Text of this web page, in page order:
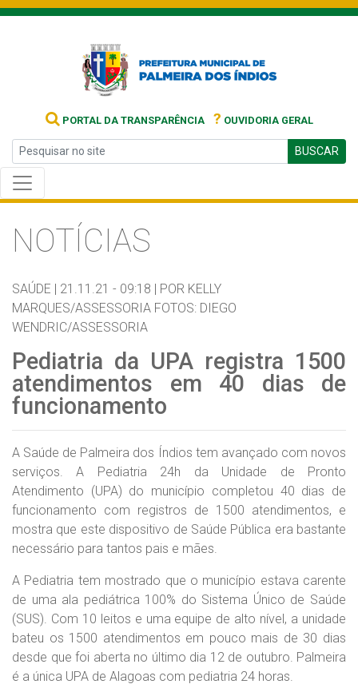
PORTAL DA TRANSPARÊNCIA ? OUVIDORIA GERAL
BUSCAR
NOTÍCIAS
SAÚDE | 21.11.21 - 09:18 | POR KELLY
MARQUES/ASSESSORIA FOTOS: DIEGO
WENDRIC/ASSESSORIA
Pediatria da UPA registra 1500
atendimentos em 40 dias de
funcionamento
A Saúde de Palmeira dos Índios tem avançado com novos
serviços. A Pediatria 24h da Unidade de Pronto
Atendimento (UPA) do município completou 40 dias de
funcionamento com registros de 1500 atendimentos, e
mostra que este dispositivo de Saúde Pública era bastante
necessário para tantos pais e mães.
A Pediatria tem mostrado que o município estava carente
de uma ala pediátrica 100% do Sistema Único de Saúde
(SUS). Com 10 leitos e uma equipe de alto nível, a unidade
bateu os 1500 atendimentos em pouco mais de 30 dias
desde que foi aberta no último dia 12 de outubro. Palmeira
é a única UPA de Alagoas com pediatria 24 horas.